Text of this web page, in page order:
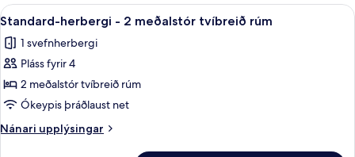
Skoða
allar
myndir
fyrir
Standard-
herbergi
-
2
6
Standard-herbergi - 2 meðalstór tvíbreið rúm
1 svefnherbergi
Pláss fyrir 4
2 meðalstór tvíbreið rúm
Ókeypis þráðlaust net
Nánari upplýsingar
Nánari